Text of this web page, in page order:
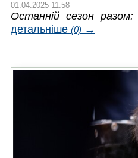
01.04.2025 11:58
Останній сезон
детальніше (0) →